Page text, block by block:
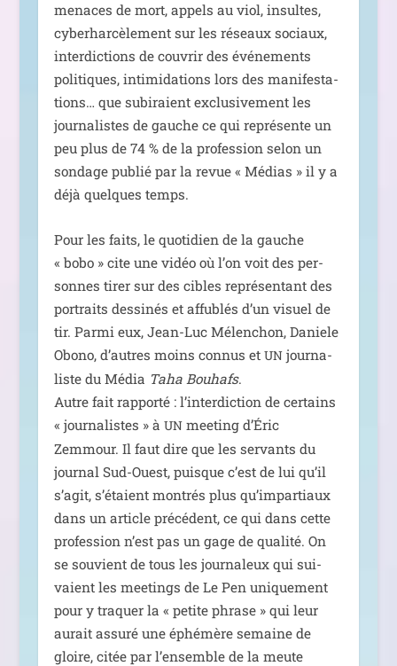
menaces de mort, appels au viol, insultes,
cybe­rhar­cè­le­ment sur les réseaux sociaux,
inter­dic­tions de cou­vrir des évé­ne­ments
poli­tiques, inti­mi­da­tions lors des mani­fes­ta­
tions… que subi­raient exclu­si­ve­ment les
jour­na­listes de gauche ce qui repré­sente un
peu plus de 74 % de la pro­fes­sion selon un
son­dage publié par la revue « Médias » il y a
déjà quelques temps.
Pour les faits, le quo­ti­dien de la gauche
« bobo » cite une vidéo où l’on voit des per­
sonnes tirer sur des cibles repré­sen­tant des
por­traits des­si­nés et affu­blés d’un visuel de
tir. Parmi eux, Jean-Luc Mélenchon, Daniele
Obono, d’autres moins connus et UNjour­na­
liste du Média Taha Bouhafs.
Autre fait rap­por­té : l’in­ter­dic­tion de cer­tains
« jour­na­listes » à UNmee­ting d’Éric
Zemmour. Il faut dire que les ser­vants du
jour­nal Sud-Ouest, puisque c’est de lui qu’il
s’a­git, s’é­taient mon­trés plus qu’im­par­tiaux
dans un article pré­cé­dent, ce qui dans cette
pro­fes­sion n’est pas un gage de qua­li­té. On
se sou­vient de tous les jour­na­leux qui sui­
vaient les mee­tings de Le Pen uni­que­ment
pour y tra­quer la « petite phrase » qui leur
aurait assu­ré une éphé­mère semaine de
gloire, citée par l’en­semble de la meute